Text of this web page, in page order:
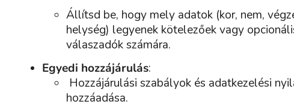
Állítsd be, hogy mely adatok (kor, nem,
helység) legyenek kötelezőek vagy
válaszadók számára.
Egyedi hozzájárulás:
Hozzájárulási szabályok és adatkezelési
hozzáadása.